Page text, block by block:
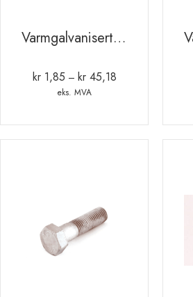
Varmgalvanisert stor skive
kr1,85 – kr45,18Prisområde:
kr 45,18
eks. MVA